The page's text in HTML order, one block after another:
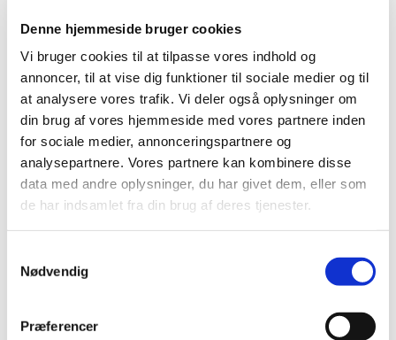
Denne hjemmeside bruger cookies
Vi bruger cookies til at tilpasse vores indhold og
annoncer, til at vise dig funktioner til sociale medier og til
at analysere vores trafik. Vi deler også oplysninger om
din brug af vores hjemmeside med vores partnere inden
for sociale medier, annonceringspartnere og
analysepartnere. Vores partnere kan kombinere disse
data med andre oplysninger, du har givet dem, eller som
de har indsamlet fra din brug af deres tjenester.
Nødvendig
Præferencer
smertestillende lægemiddel, som bl.a. anvendes ved
kortvarige kirurgiske og diagnostiske indgreb.
Serenase (haloperidol) er et 1. generations lavdosis-
antipsykotikum med ringe sedativ effekt, der anvendes
ved skizofreni og andre psykotiske tilstande.
Injektionsbehandling kan være indiceret ved akutte
psykotiske tilstande.
Kontakt til Janssen-Cilag